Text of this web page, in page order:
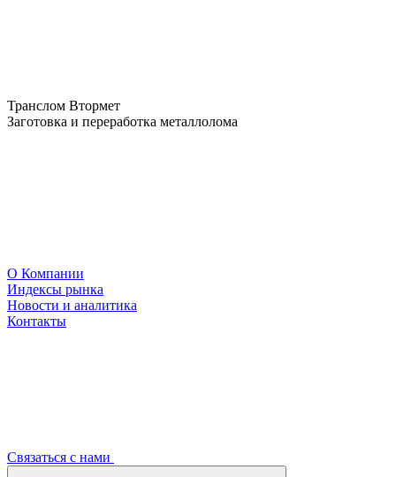
Транслом Втормет
Заготовка и переработка металлолома
О Компании
Индексы рынка
Новости и аналитика
Контакты
Связаться с нами